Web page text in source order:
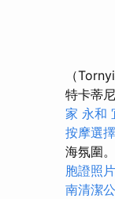
（
特卡蒂
家 永和
按摩選擇
海氛圍。
胞證照
南清潔